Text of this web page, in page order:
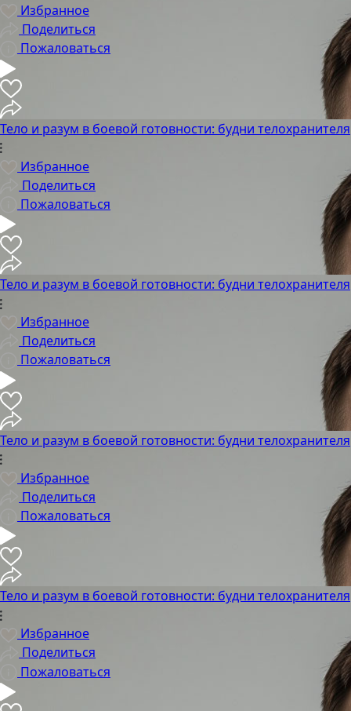
Избранное
Поделиться
Пожаловаться
Тело и разум в боевой готовности: будни телохранителя
Избранное
Поделиться
Пожаловаться
Тело и разум в боевой готовности: будни телохранителя
Избранное
Поделиться
Пожаловаться
Тело и разум в боевой готовности: будни телохранителя
Избранное
Поделиться
Пожаловаться
Тело и разум в боевой готовности: будни телохранителя
Избранное
Поделиться
Пожаловаться